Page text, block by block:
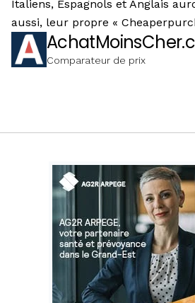
Italiens, Espagnols et Anglais
aussi, leur propre «
Comparateur de prix